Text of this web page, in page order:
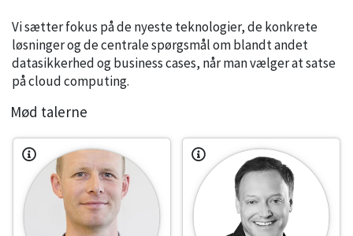
Vi sætter fokus på de nyeste teknologier, de konkrete
løsninger og de centrale spørgsmål om blandt andet
datasikkerhed og business cases, når man vælger at satse
på cloud computing.
Mød talerne